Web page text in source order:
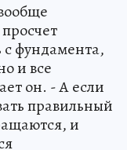
фундамента,
и все
он. - А если
правильный
и